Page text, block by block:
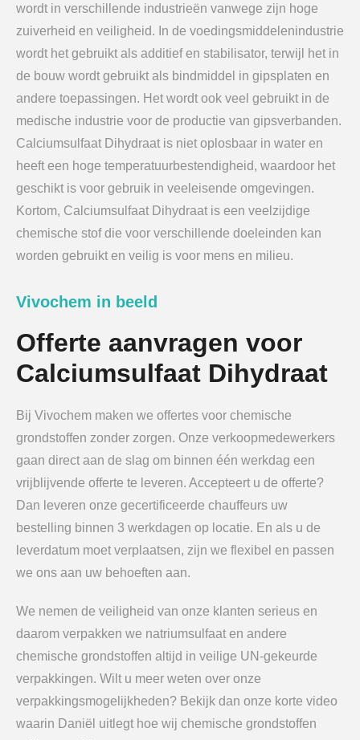
wordt in verschillende industrieën vanwege zijn hoge
zuiverheid en veiligheid. In de voedingsmiddelenindustrie
wordt het gebruikt als additief en stabilisator, terwijl het in
de bouw wordt gebruikt als bindmiddel in gipsplaten en
andere toepassingen. Het wordt ook veel gebruikt in de
medische industrie voor de productie van gipsverbanden.
Calciumsulfaat Dihydraat is niet oplosbaar in water en
heeft een hoge temperatuurbestendigheid, waardoor het
geschikt is voor gebruik in veeleisende omgevingen.
Kortom, Calciumsulfaat Dihydraat is een veelzijdige
chemische stof die voor verschillende doeleinden kan
worden gebruikt en veilig is voor mens en milieu.
Vivochem in beeld
Offerte aanvragen voor
Calciumsulfaat Dihydraat
Bij Vivochem maken we offertes voor chemische
grondstoffen zonder zorgen. Onze verkoopmedewerkers
gaan direct aan de slag om binnen één werkdag een
vrijblijvende offerte te leveren. Accepteert u de offerte?
Dan leveren onze gecertificeerde chauffeurs uw
bestelling binnen 3 werkdagen op locatie. En als u de
leverdatum moet verplaatsen, zijn we flexibel en passen
we ons aan uw behoeften aan.
We nemen de veiligheid van onze klanten serieus en
daarom verpakken we natriumsulfaat en andere
chemische grondstoffen altijd in veilige UN-gekeurde
verpakkingen. Wilt u meer weten over onze
verpakkingsmogelijkheden? Bekijk dan onze korte video
waarin Daniël uitlegt hoe wij chemische grondstoffen